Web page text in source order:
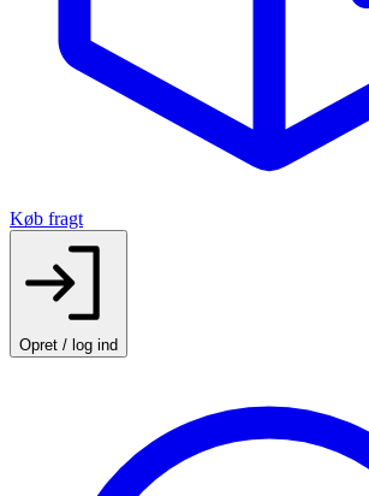
Køb fragt
Opret / log ind